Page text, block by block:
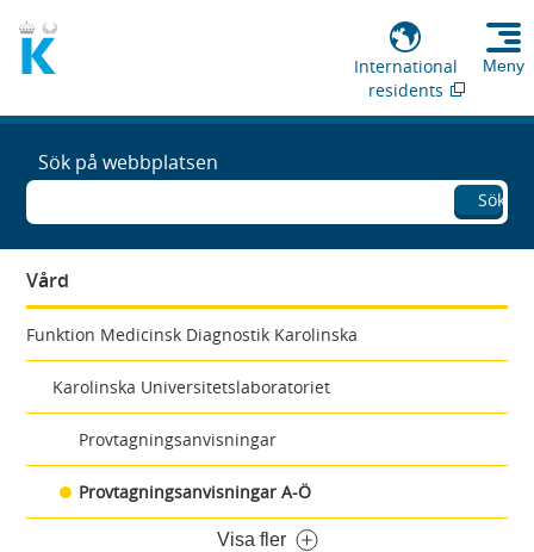
International
residents
Meny
Sök på webbplatsen
Sök
Vård
Funktion Medicinsk Diagnostik Karolinska
Karolinska Universitetslaboratoriet
Provtagningsanvisningar
Provtagningsanvisningar A-Ö
Visa fler